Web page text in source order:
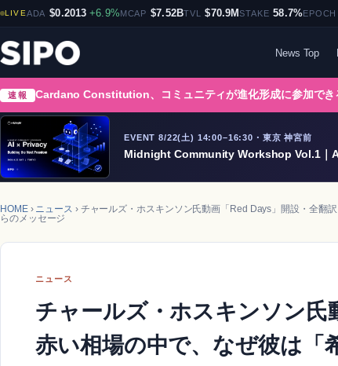
LIVEADA $0.2013 +6.9%MCAP $7.52BTVL $70.9MSTAKE 58.7%EPOCH
News Top
速報 Cardano Constitution、コミュニティが進化形成に参加でき
EVENT 8/22(土) 14:00–16:30・東京 神宮前
Midnight Community Workshop Vol.1
HOME› ニュース › チャールズ・ホスキンソン氏動画「Red Days」開設・全
らのメッセージ
ニュース
チャールズ・ホスキンソン氏
赤い相場の中で、なぜ彼は